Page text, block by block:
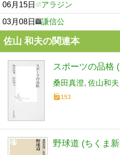
06月15日 アラジン
03月08日 謙信公
佐山 和夫の関連本
スポーツの品格
桑田真澄 佐山和夫
153
野球道 (ちくま